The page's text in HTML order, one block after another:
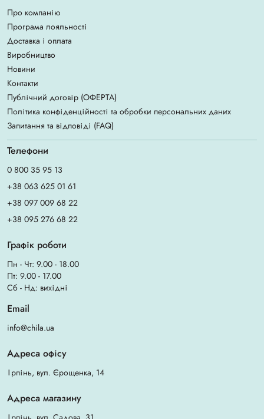
Про компанію
Програма лояльності
Доставка і оплата
Виробництво
Новини
Контакти
Публічний договір (ОФЕРТА)
Політика конфіденційності та обробки персональних даних
Запитання та відповіді (FAQ)
Телефони
0 800 35 95 13
+38 063 625 01 61
+38 097 009 68 22
+38 095 276 68 22
Графік роботи
Пн - Чт: 9.00 - 18.00
Пт: 9.00 - 17.00
Сб - Нд: вихідні
Email
info@chila.ua
Адреса офісу
Ірпінь, вул. Єрощенка, 14
Адреса магазину